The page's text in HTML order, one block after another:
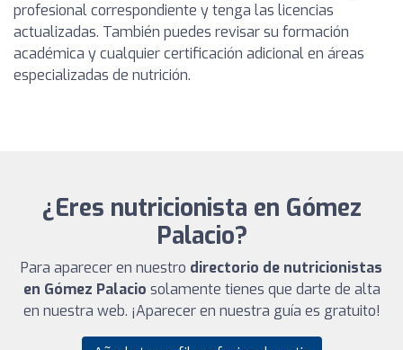
profesional correspondiente y tenga las licencias
actualizadas. También puedes revisar su formación
académica y cualquier certificación adicional en áreas
especializadas de nutrición.
¿Eres nutricionista en Gómez
Palacio?
Para aparecer en nuestro directorio de nutricionistas
en Gómez Palacio solamente tienes que darte de alta
en nuestra web. ¡Aparecer en nuestra guía es gratuito!